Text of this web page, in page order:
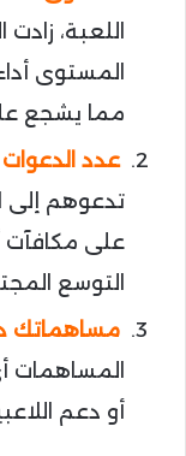
اللعبة،
المستوى
مما يشجع
عدد الدعوات
تدعوهم إلى
على مكافآت
التوسع
مساهماتك
المساهمات
أو دعم